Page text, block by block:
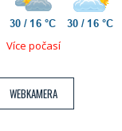
Více počasí
WEBKAMERA